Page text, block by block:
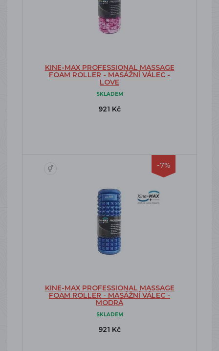
KINE-MAX PROFESSIONAL MASSAGE
FOAM ROLLER - MASÁŽNÍ VÁLEC -
LOVE
SKLADEM
921 Kč
-7%
KINE-MAX PROFESSIONAL MASSAGE
FOAM ROLLER - MASÁŽNÍ VÁLEC -
MODRÁ
SKLADEM
921 Kč